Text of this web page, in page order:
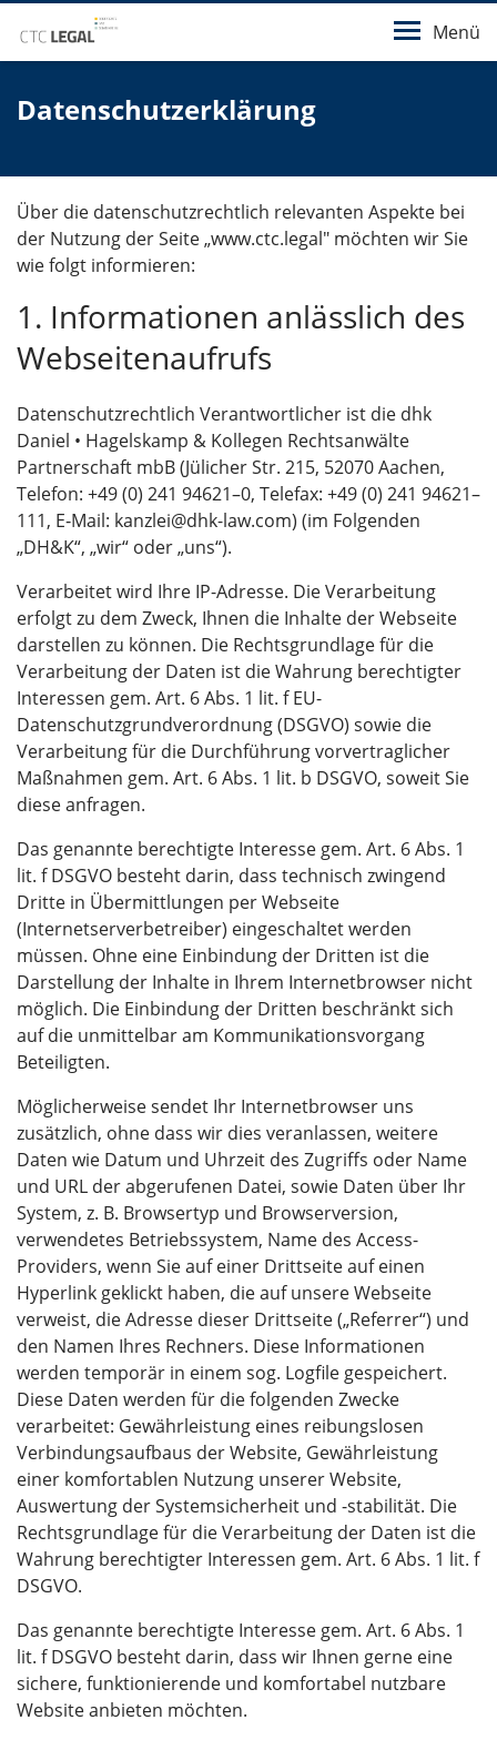
Menü
Datenschutzerklärung
Über die datenschutzrechtlich relevanten Aspekte bei
der Nutzung der Seite „www.ctc.legal" möchten wir Sie
wie folgt informieren:
1. Informationen anlässlich des
Webseitenaufrufs
Datenschutzrechtlich Verantwortlicher ist die dhk
Daniel • Hagelskamp & Kollegen Rechtsanwälte
Partnerschaft mbB (Jülicher Str. 215, 52070 Aachen,
Telefon: +49 (0) 241 94621–0, Telefax: +49 (0) 241 94621–
111, E‑Mail: kanzlei@dhk-law.com) (im Folgenden
„DH&K“, „wir“ oder „uns“).
Verarbeitet wird Ihre IP-Adresse. Die Verarbeitung
erfolgt zu dem Zweck, Ihnen die Inhalte der Webseite
darstellen zu können. Die Rechtsgrundlage für die
Verarbeitung der Daten ist die Wahrung berechtigter
Interessen gem. Art. 6 Abs. 1 lit. f EU-
Datenschutzgrundverordnung (DSGVO) sowie die
Verarbeitung für die Durchführung vorvertraglicher
Maßnahmen gem. Art. 6 Abs. 1 lit. b DSGVO, soweit Sie
diese anfragen.
Das genannte berechtigte Interesse gem. Art. 6 Abs. 1
lit. f DSGVO besteht darin, dass technisch zwingend
Dritte in Übermittlungen per Webseite
(Internetserverbetreiber) eingeschaltet werden
müssen. Ohne eine Einbindung der Dritten ist die
Darstellung der Inhalte in Ihrem Internetbrowser nicht
möglich. Die Einbindung der Dritten beschränkt sich
auf die unmittelbar am Kommunikationsvorgang
Beteiligten.
Möglicherweise sendet Ihr Internetbrowser uns
zusätzlich, ohne dass wir dies veranlassen, weitere
Daten wie Datum und Uhrzeit des Zugriffs oder Name
und URL der abgerufenen Datei, sowie Daten über Ihr
System, z. B. Browsertyp und Browserversion,
verwendetes Betriebssystem, Name des Access-
Providers, wenn Sie auf einer Drittseite auf einen
Hyperlink geklickt haben, die auf unsere Webseite
verweist, die Adresse dieser Drittseite („Referrer“) und
den Namen Ihres Rechners. Diese Informationen
werden temporär in einem sog. Logfile gespeichert.
Diese Daten werden für die folgenden Zwecke
verarbeitet: Gewährleistung eines reibungslosen
Verbindungsaufbaus der Website, Gewährleistung
einer komfortablen Nutzung unserer Website,
Auswertung der Systemsicherheit und -stabilität. Die
Rechtsgrundlage für die Verarbeitung der Daten ist die
Wahrung berechtigter Interessen gem. Art. 6 Abs. 1 lit. f
DSGVO.
Das genannte berechtigte Interesse gem. Art. 6 Abs. 1
lit. f DSGVO besteht darin, dass wir Ihnen gerne eine
sichere, funktionierende und komfortabel nutzbare
Website anbieten möchten.